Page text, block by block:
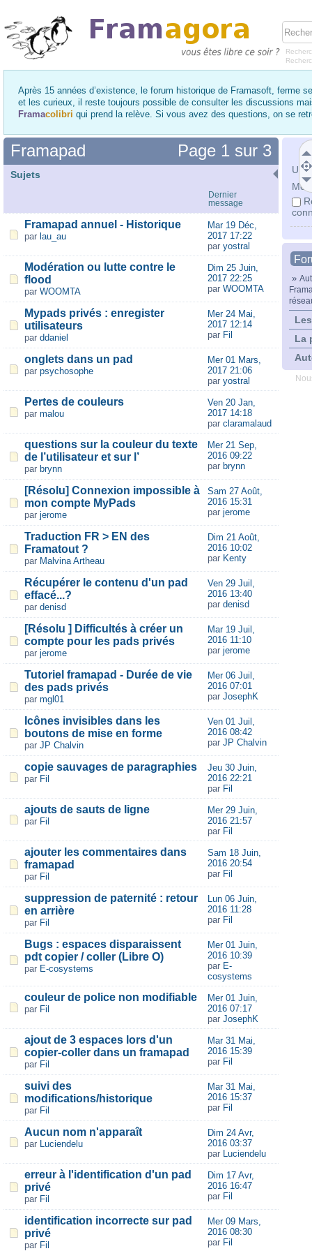
Après 15 années d’existence, le forum historique de Framasoft, ferme
et les curieux, il reste toujours possible de consulter les discussions
Framacolibri qui prend la relève. Si vous avez des questions, on se
Mot
»
La
Page 1 sur 3
Framapad
Sujets
Dernier
message
Framapad annuel - Historique
par lau_au
Mar 19 Déc,
2017 17:22
par yostral
Modération ou lutte contre le
flood
par WOOMTA
Dim 25 Juin,
2017 22:25
par WOOMTA
Mypads privés : enregister
utilisateurs
par ddaniel
Mer 24 Mai,
2017 12:14
par Fil
onglets dans un pad
par psychosophe
Mer 01 Mars,
2017 21:06
par yostral
Pertes de couleurs
par malou
Ven 20 Jan,
2017 14:18
par claramalaud
questions sur la couleur du texte
de l’utilisateur et sur l’
par brynn
Mer 21 Sep,
2016 09:22
par brynn
[Résolu] Connexion impossible à
mon compte MyPads
par jerome
Sam 27 Août,
2016 15:31
par jerome
Traduction FR > EN des
Framatout ?
par Malvina Artheau
Dim 21 Août,
2016 10:02
par Kenty
Récupérer le contenu d'un pad
effacé...?
par denisd
Ven 29 Juil,
2016 13:40
par denisd
[Résolu ] Difficultés à créer un
compte pour les pads privés
par jerome
Mar 19 Juil,
2016 11:10
par jerome
Tutoriel framapad - Durée de vie
des pads privés
par mgl01
Mer 06 Juil,
2016 07:01
par JosephK
Icônes invisibles dans les
boutons de mise en forme
par JP Chalvin
Ven 01 Juil,
2016 08:42
par JP Chalvin
copie sauvages de paragraphies
par Fil
Jeu 30 Juin,
2016 22:21
par Fil
ajouts de sauts de ligne
par Fil
Mer 29 Juin,
2016 21:57
par Fil
ajouter les commentaires dans
framapad
par Fil
Sam 18 Juin,
2016 20:54
par Fil
suppression de paternité : retour
en arrière
par Fil
Lun 06 Juin,
2016 11:28
par Fil
Bugs : espaces disparaissent
pdt copier / coller (Libre O)
par E-cosystems
Mer 01 Juin,
2016 10:39
par E-
cosystems
couleur de police non modifiable
par Fil
Mer 01 Juin,
2016 07:17
par JosephK
ajout de 3 espaces lors d'un
copier-coller dans un framapad
par Fil
Mar 31 Mai,
2016 15:39
par Fil
suivi des
modifications/historique
par Fil
Mar 31 Mai,
2016 15:37
par Fil
Aucun nom n'apparaît
par Luciendelu
Dim 24 Avr,
2016 03:37
par Luciendelu
erreur à l'identification d'un pad
privé
par Fil
Dim 17 Avr,
2016 16:47
par Fil
identification incorrecte sur pad
privé
par Fil
Mer 09 Mars,
2016 08:30
par Fil